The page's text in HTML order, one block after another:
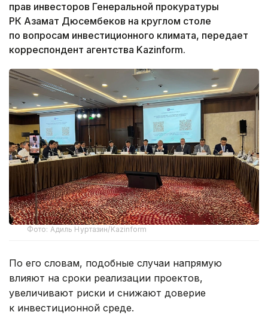
прав инвесторов Генеральной прокуратуры
РК Азамат Дюсембеков на круглом столе
по вопросам инвестиционного климата, передает
корреспондент агентства Kazinform.
Фото: Адиль Нуртазин/Kazinform
По его словам, подобные случаи напрямую
влияют на сроки реализации проектов,
увеличивают риски и снижают доверие
к инвестиционной среде.